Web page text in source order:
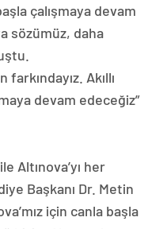
çalışmaya devam
sözümüz, daha
farkındayız. Akıllı
devam edeceğiz”
Altınova’yı her
Başkanı Dr. Metin
için canla başla